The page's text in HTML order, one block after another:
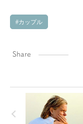
カップル
Share